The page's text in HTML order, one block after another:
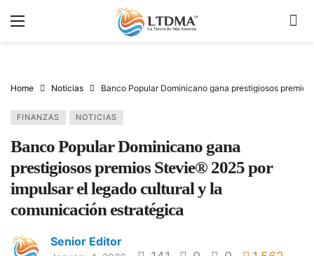
Home Noticias Banco Popular Dominicano gana prestigiosos
FINANZAS NOTICIAS
Banco Popular Dominicano gana
prestigiosos premios Stevie® 2025 por
impulsar el legado cultural y la
comunicación estratégica
Senior Editor